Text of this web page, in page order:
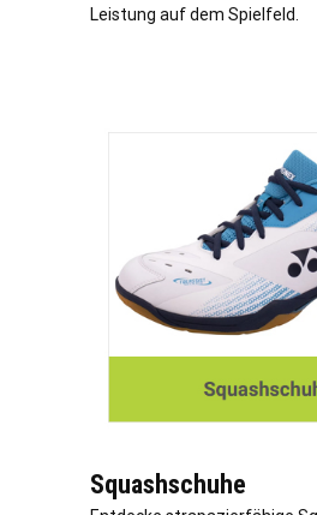
Leistung auf dem Spielfeld.
Squashschuhe